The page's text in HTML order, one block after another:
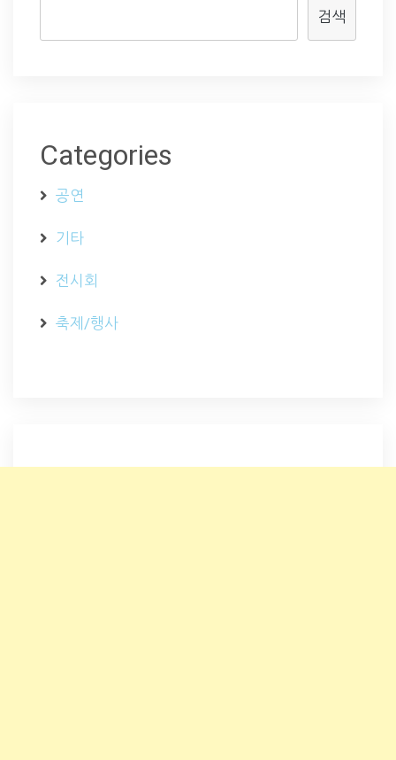
검색
Categories
공연
기타
전시회
축제/행사